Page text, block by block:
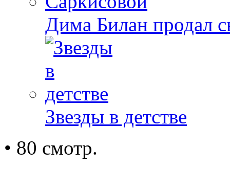
Дима Билан продал
Звезды в детстве
• 80 смотр.